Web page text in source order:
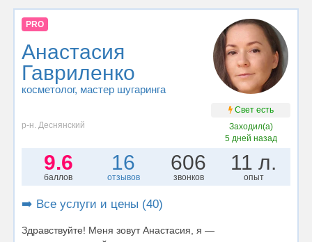
PRO
Анастасия
Гавриленко
косметолог, мастер шугаринга
Свет есть
р-н. Деснянский
Заходил(а)
5 дней назад
9.6
баллов
16
отзывов
606
звонков
11 л.
опыт
➡️ Все услуги и цены (40)
Здравствуйте! Меня зовут Анастасия, я —